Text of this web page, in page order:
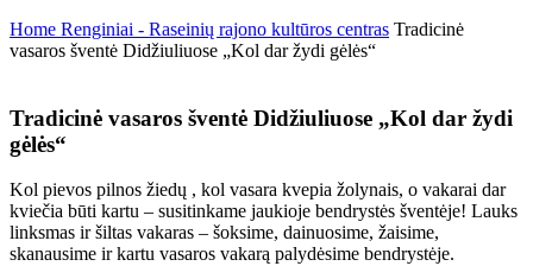
Home Renginiai - Raseinių rajono kultūros centras Tradicinė
vasaros šventė Didžiuliuose „Kol dar žydi gėlės“
Tradicinė vasaros šventė Didžiuliuose „Kol dar žydi
gėlės“
Kol pievos pilnos žiedų , kol vasara kvepia žolynais, o vakarai dar
kviečia būti kartu – susitinkame jaukioje bendrystės šventėje! Lauks
linksmas ir šiltas vakaras – šoksime, dainuosime, žaisime,
skanausime ir kartu vasaros vakarą palydėsime bendrystėje.